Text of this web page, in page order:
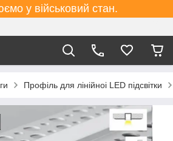
у військовий стан.
Профіль для лінійноі LED підсвітки